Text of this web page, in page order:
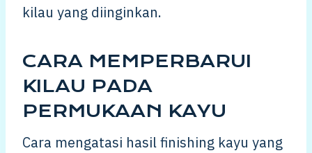
kilau yang diinginkan.
CARA MEMPERBARUI
KILAU PADA
PERMUKAAN KAYU
Cara mengatasi hasil finishing kayu yang